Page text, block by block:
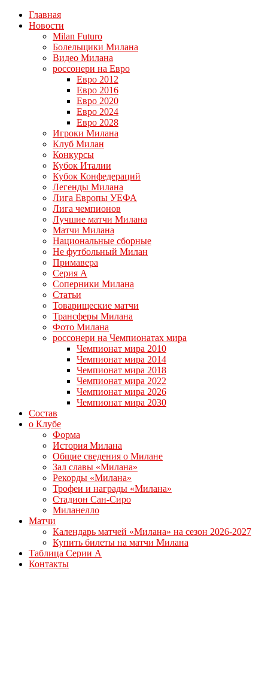
Главная
Новости
Milan Futuro
Болельщики Милана
Видео Милана
россонери на Евро
Евро 2012
Евро 2016
Евро 2020
Евро 2024
Евро 2028
Игроки Милана
Клуб Милан
Конкурсы
Кубок Италии
Кубок Конфедераций
Легенды Милана
Лига Европы УЕФА
Лига чемпионов
Лучшие матчи Милана
Матчи Милана
Национальные сборные
Не футбольный Милан
Примавера
Серия А
Соперники Милана
Статьи
Товарищеские матчи
Трансферы Милана
Фото Милана
россонери на Чемпионатах мира
Чемпионат мира 2010
Чемпионат мира 2014
Чемпионат мира 2018
Чемпионат мира 2022
Чемпионат мира 2026
Чемпионат мира 2030
Состав
о Клубе
Форма
История Милана
Общие сведения о Милане
Зал славы «Милана»
Рекорды «Милана»
Трофеи и награды «Милана»
Стадион Сан-Сиро
Миланелло
Матчи
Календарь матчей «Милана» на сезон 2026-2027
Купить билеты на матчи Милана
Таблица Серии А
Контакты